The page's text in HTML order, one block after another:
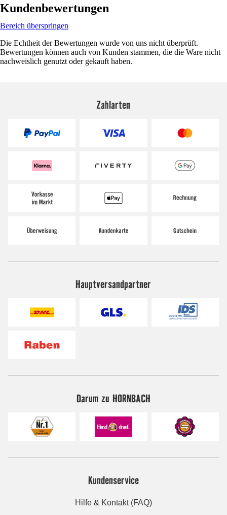
Kundenbewertungen
Bereich überspringen
Die Echtheit der Bewertungen wurde von uns nicht überprüft.
Bewertungen können auch von Kunden stammen, die die Ware nicht
nachweislich genutzt oder gekauft haben.
Zahlarten
Hauptversandpartner
Darum zu HORNBACH
Kundenservice
Hilfe & Kontakt (FAQ)